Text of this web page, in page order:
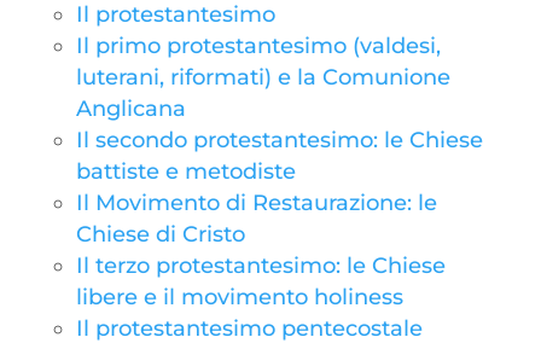
Il protestantesimo
Il primo protestantesimo (valdesi,
luterani, riformati) e la Comunione
Anglicana
Il secondo protestantesimo: le Chiese
battiste e metodiste
Il Movimento di Restaurazione: le
Chiese di Cristo
Il terzo protestantesimo: le Chiese
libere e il movimento holiness
Il protestantesimo pentecostale